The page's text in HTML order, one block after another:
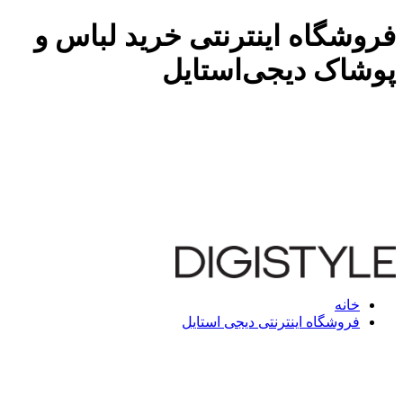
فروشگاه اینترنتی خرید لباس و
پوشاک دیجی‌استایل
خانه
فروشگاه اینترنتی دیجی استایل